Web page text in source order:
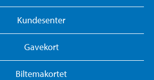
Kundesenter
Gavekort
Biltemakortet